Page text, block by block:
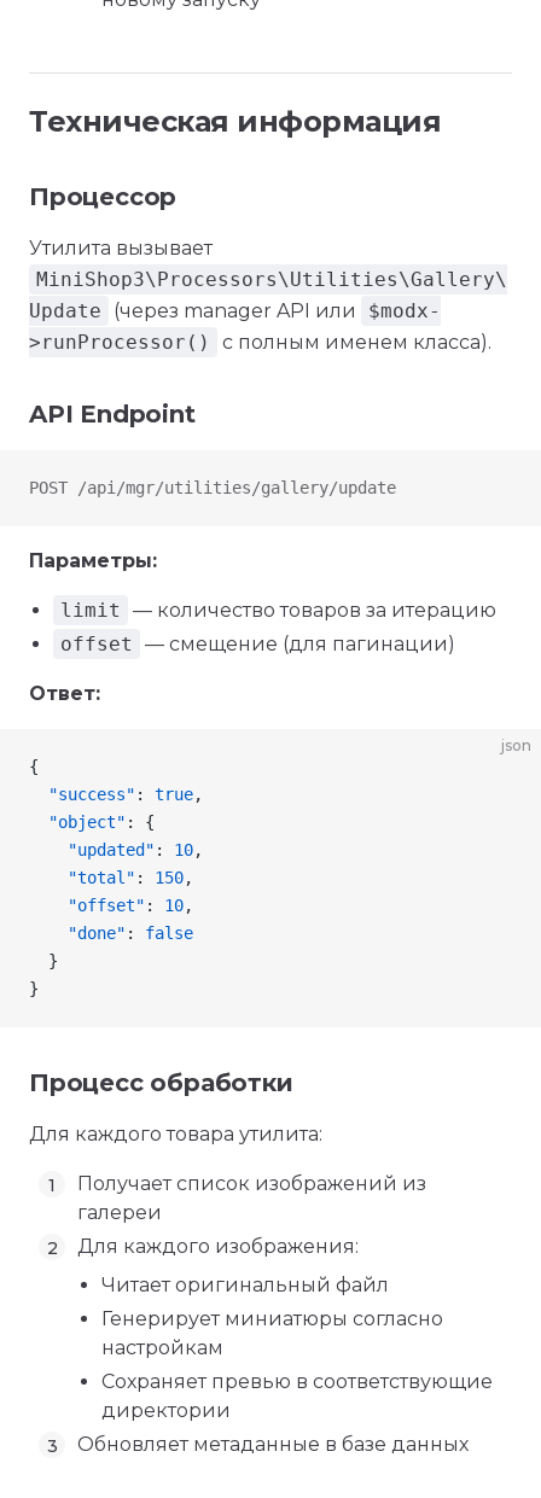
Техническая информация
Процессор
Утилита вызывает
MiniShop3\Processors\Utilities\Gallery\
Update
(через manager API или
$modx-
>runProcessor()
с полным именем класса).
API Endpoint
POST /api/mgr/utilities/gallery/update
Параметры:
limit
— количество товаров за итерацию
offset
— смещение (для пагинации)
Ответ:
json
{
  "success"
: true,
  "object"
: {
    "updated"
: 10,
    "total"
: 150,
    "offset"
: 10,
    "done"
: false
  }
}
Процесс обработки
Для каждого товара утилита:
Получает список изображений из
галереи
Для каждого изображения:
Читает оригинальный файл
Генерирует миниатюры согласно
настройкам
Сохраняет превью в соответствующие
директории
Обновляет метаданные в базе данных